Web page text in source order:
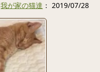
我が家の猫達 ： 2019/07/28